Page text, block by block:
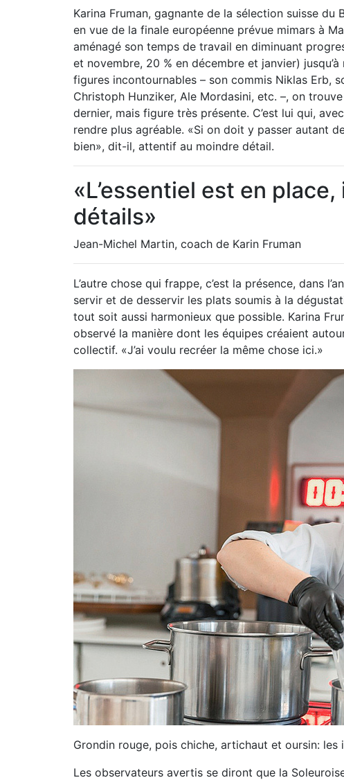
Karina Fruman, gagnante de la sélection suisse du
en vue de la finale européenne prévue mimars à
aménagé son temps de travail en diminuant
et novembre, 20 % en décembre et janvier)
figures incontournables – son commis Niklas Erb,
Christoph Hunziker, Ale Mordasini, etc. –, on
dernier, mais figure très présente. C’est lui qui,
rendre plus agréable. «Si on doit y passer autant
bien», dit-il, attentif au moindre détail.
«L’essentiel est en
détails»
Jean-Michel Martin, coach de Karin Fruman
L’autre chose qui frappe, c’est la présence, dans
servir et de desservir les plats soumis à la
tout soit aussi harmonieux que possible. Karina
observé la manière dont les équipes créaient
collectif. «J’ai voulu recréer la même chose ici.»
Grondin rouge, pois chiche, artichaut et oursin: les
Les observateurs avertis se diront que la